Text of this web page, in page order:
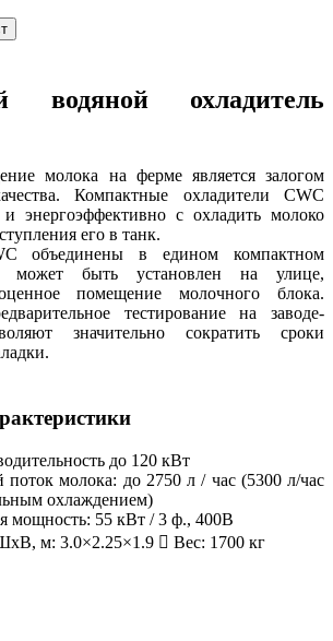
водяной охладитель
молока на ферме является залогом
Компактные охладители CWC
энергоэффективно с охладить молоко
его в танк.
объединены в едином компактном
может быть установлен на улице,
помещение молочного блока.
тестирование на заводе-
значительно сократить сроки
до 120 кВт
молока: до 2750 л / час (5300 л/час
охлаждением)
мощность: 55 кВт / 3 ф., 400В
м: 3.0×2.25×1.9  Вес: 1700 кг